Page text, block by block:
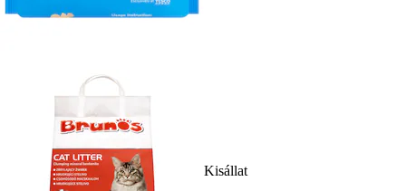
Kisállat